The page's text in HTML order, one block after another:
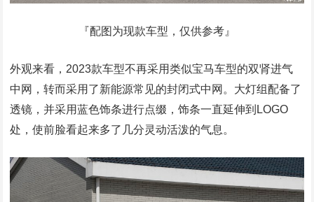
『配图为现款车型，仅供参考』
外观来看，2023款车型不再采用类似宝马车型的双肾进气
中网，转而采用了新能源常见的封闭式中网。大灯组配备了
透镜，并采用蓝色饰条进行点缀，饰条一直延伸到LOGO
处，使前脸看起来多了几分灵动活泼的气息。